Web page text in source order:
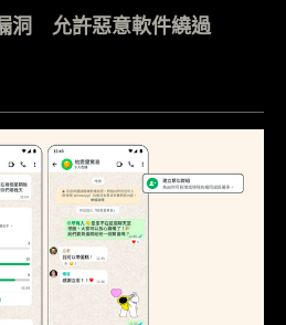
洞 允許惡意軟件繞過